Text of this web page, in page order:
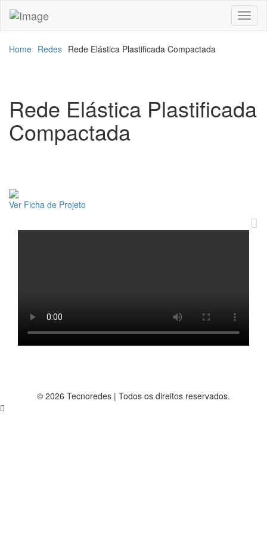
Home Redes Rede Elástica Plastificada Compactada
Rede Elástica Plastificada
Compactada
Ver Ficha de Projeto
© 2026 Tecnoredes | Todos os direitos reservados.